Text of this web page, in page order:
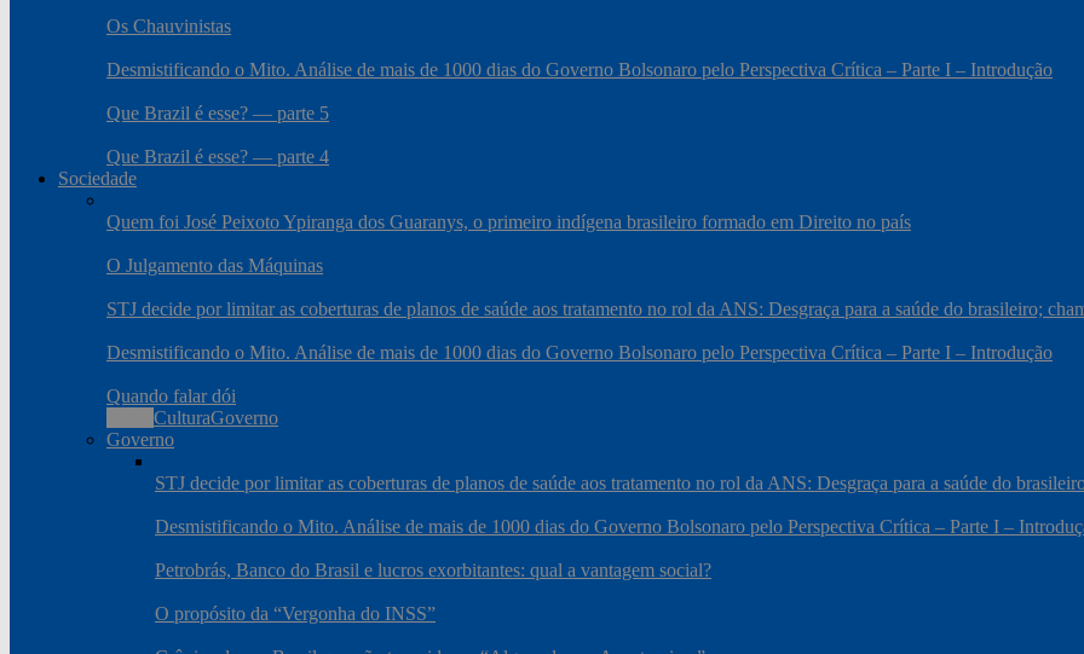
Os Chauvinistas
Desmistificando o Mito. Análise de mais de 1000 dias do Governo Bolsonaro pelo Perspectiva Crítica – Parte I – Introdução
Que Brazil é esse? — parte 5
Que Brazil é esse? — parte 4
Sociedade
Quem foi José Peixoto Ypiranga dos Guaranys, o primeiro indígena brasileiro formado em Direito no país
O Julgamento das Máquinas
STJ decide por limitar as coberturas de planos de saúde aos tratamento no rol da ANS: Desgraça para a saúde do brasileiro;
Desmistificando o Mito. Análise de mais de 1000 dias do Governo Bolsonaro pelo Perspectiva Crítica – Parte I – Introdução
Quando falar dói
CulturaGoverno
Governo
STJ decide por limitar as coberturas de planos de saúde aos tratamento no rol da ANS: Desgraça para a saúde do
Desmistificando o Mito. Análise de mais de 1000 dias do Governo Bolsonaro pelo Perspectiva Crítica – Parte I –
Petrobrás, Banco do Brasil e lucros exorbitantes: qual a vantagem social?
O propósito da “Vergonha do INSS”